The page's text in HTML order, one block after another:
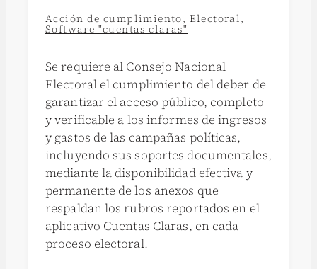
Acción de cumplimiento, Electoral,
Software "cuentas claras"
Se requiere al Consejo Nacional
Electoral el cumplimiento del deber de
garantizar el acceso público, completo
y verificable a los informes de ingresos
y gastos de las campañas políticas,
incluyendo sus soportes documentales,
mediante la disponibilidad efectiva y
permanente de los anexos que
respaldan los rubros reportados en el
aplicativo Cuentas Claras, en cada
proceso electoral.